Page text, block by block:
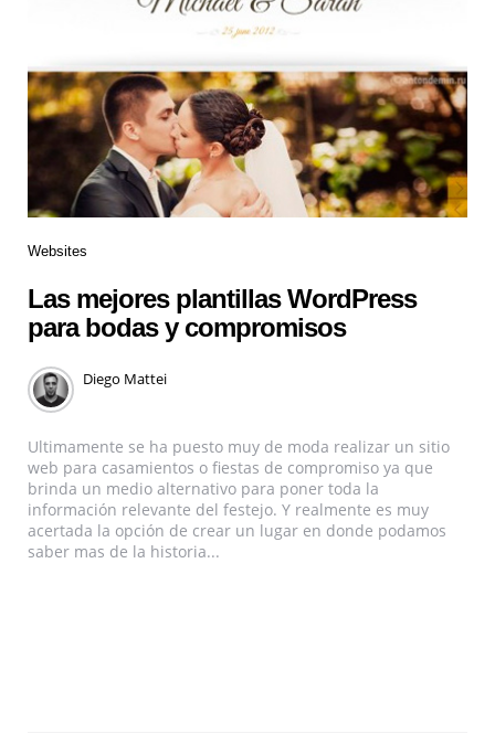
Websites
Las mejores plantillas WordPress
para bodas y compromisos
Diego Mattei
Ultimamente se ha puesto muy de moda realizar un sitio
web para casamientos o fiestas de compromiso ya que
brinda un medio alternativo para poner toda la
información relevante del festejo. Y realmente es muy
acertada la opción de crear un lugar en donde podamos
saber mas de la historia...